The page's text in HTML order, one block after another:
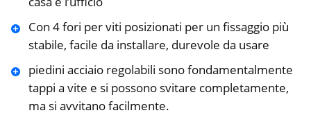
Con 4 fori per viti posizionati per un fissaggio più
stabile, facile da installare, durevole da usare
piedini acciaio regolabili sono fondamentalmente
tappi a vite e si possono svitare completamente,
ma si avvitano facilmente.